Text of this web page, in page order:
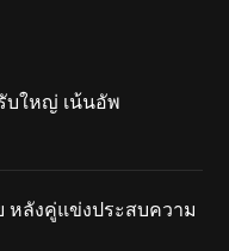
รับใหญ่ เน้นอัพ
หลังคู่แข่งประสบความ